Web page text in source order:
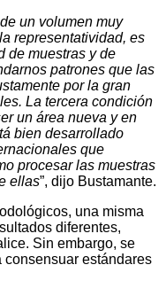
un volumen muy
representatividad, es
de muestras y de
patrones que las
por la gran
La tercera condición
un área nueva y en
bien desarrollado
que
procesar las muestras
ellas”, dijo Bustamante.
una misma
diferentes,
Sin embargo, se
estándares